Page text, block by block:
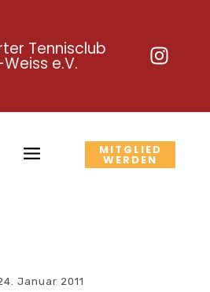
Tennisclub
e.V.
MITGLIED
WERDEN
Januar 2011